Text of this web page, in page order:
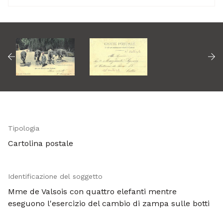
Tipologia
Cartolina postale
Identificazione del soggetto
Mme de Valsois con quattro elefanti mentre
eseguono l'esercizio del cambio di zampa sulle botti